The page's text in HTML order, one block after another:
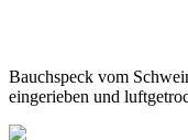
Bauchspeck vom
eingerieben und